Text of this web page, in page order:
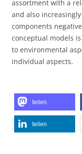
assortment with a
and also
components
conceptual models
to environmental
individual aspects.
teilen
teilen